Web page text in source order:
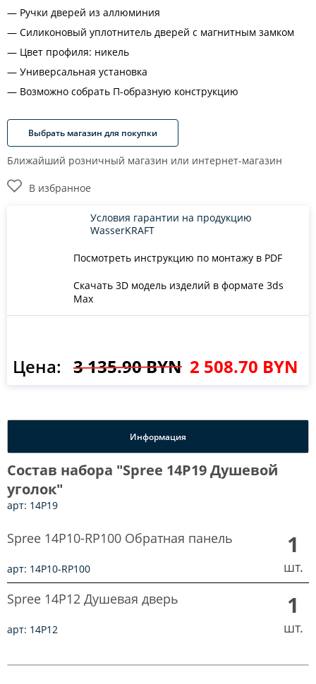
Ручки дверей из аллюминия
Силиконовый уплотнитель дверей с магнитным замком
Цвет профиля: никель
Универсальная установка
Возможно собрать П-образную конструкцию
Выбрать магазин для покупки
Ближайший розничный магазин или интернет-магазин
В избранное
Посмотреть инструкцию по монтажу в PDF
Скачать 3D модель изделий в формате 3ds
Max
Условия гарантии на продукцию
WasserKRAFT
Цена: 3 135.90 BYN 2 508.70 BYN
Информация
Состав набора "Spree 14P19 Душевой
уголок"
арт: 14P19
Spree 14P10-RP100 Обратная панель
арт: 14P10-RP100
1
шт.
Spree 14P12 Душевая дверь
арт: 14P12
1
шт.